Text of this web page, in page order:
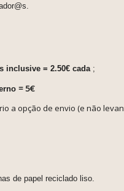
inclusive = 2.50€ cada;
= 5€
a opção de envio (e não
de papel reciclado liso.